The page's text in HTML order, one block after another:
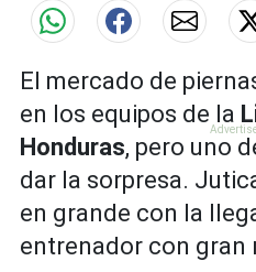
El mercado de
en los equipos de la
Honduras, pero uno
dar la sorpresa.
en grande con la
entrenador con gran